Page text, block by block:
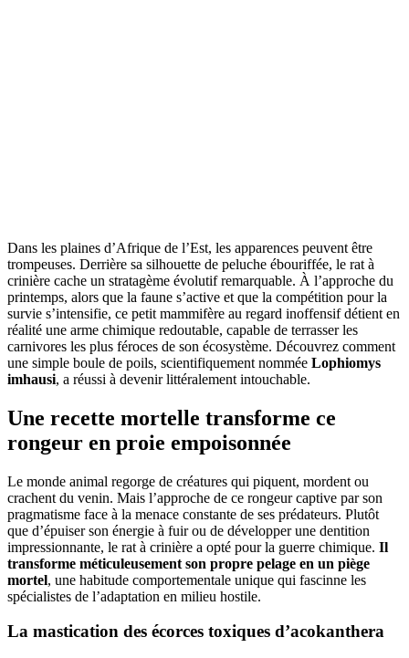
Dans les plaines d’Afrique de l’Est, les apparences peuvent être
trompeuses. Derrière sa silhouette de peluche ébouriffée, le rat à
crinière cache un stratagème évolutif remarquable. À l’approche du
printemps, alors que la faune s’active et que la compétition pour la
survie s’intensifie, ce petit mammifère au regard inoffensif détient en
réalité une arme chimique redoutable, capable de terrasser les
carnivores les plus féroces de son écosystème. Découvrez comment
une simple boule de poils, scientifiquement nommée Lophiomys
imhausi, a réussi à devenir littéralement intouchable.
Une recette mortelle transforme ce
rongeur en proie empoisonnée
Le monde animal regorge de créatures qui piquent, mordent ou
crachent du venin. Mais l’approche de ce rongeur captive par son
pragmatisme face à la menace constante de ses prédateurs. Plutôt
que d’épuiser son énergie à fuir ou de développer une dentition
impressionnante, le rat à crinière a opté pour la guerre chimique. Il
transforme méticuleusement son propre pelage en un piège
mortel, une habitude comportementale unique qui fascinne les
spécialistes de l’adaptation en milieu hostile.
La mastication des écorces toxiques d’acokanthera